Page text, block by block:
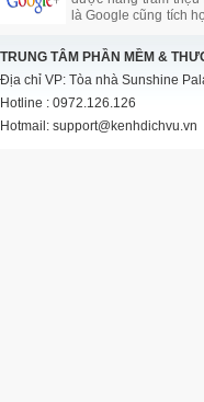
là Google cũng tích
nên chắc chắn
trợ đầy đủ và ưu ái
của bạn.
TRUNG TÂM PHẦN MỀM &
Địa chỉ VP: Tòa nhà Sunshine
Hotline : 0972.126.126
Hotmail: support@kenhdichvu.vn